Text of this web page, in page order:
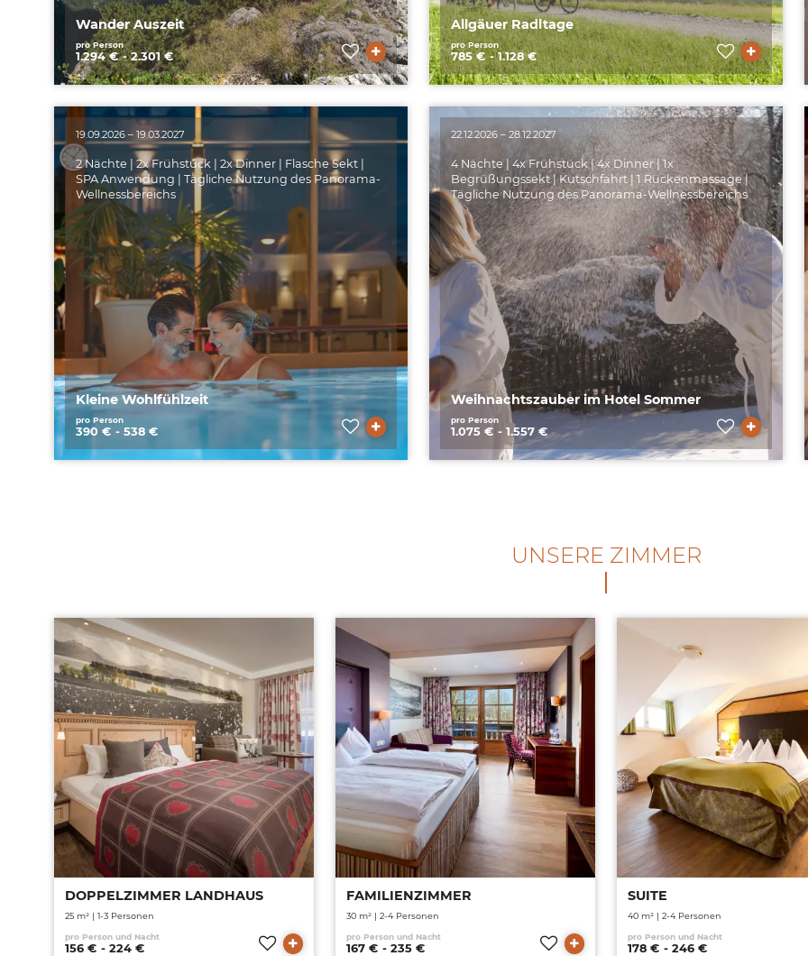
Wander Auszeit
pro Person
1.294 € - 2.301 €
Allgäuer Radltage
pro Person
785 € - 1.128 €
19.09.2026 – 19.03.2027
2 Nächte | 2x Frühstück | 2x Dinner | Flasche Sekt |
SPA Anwendung | Tägliche Nutzung des Panorama-
Wellnessbereichs
Kleine Wohlfühlzeit
pro Person
390 € - 538 €
22.12.2026 – 28.12.2027
4 Nächte | 4x Frühstück | 4x Dinner | 1x
Begrüßungssekt | Kutschfahrt | 1 Rückenmassage |
Tägliche Nutzung des Panorama-Wellnessbereichs
Weihnachtszauber im Hotel Sommer
pro Person
1.075 € - 1.557 €
UNSERE ZIMMER
ANFRAGEN BUCHEN
DOPPELZIMMER LANDHAUS
25 m² | 1-3 Personen
pro Person und Nacht
156 € - 224 €
ANFRAGEN BUCHEN
FAMILIENZIMMER
30 m² | 2-4 Personen
pro Person und Nacht
167 € - 235 €
ANFRAGEN
SUITE
40 m² | 2-4 Personen
pro Person und Nacht
178 € - 246 €